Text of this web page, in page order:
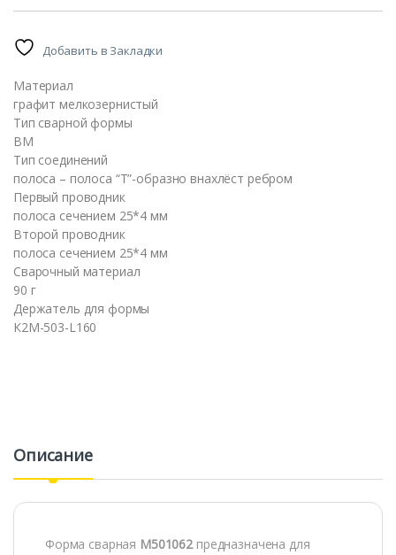
Добавить в Закладки
Материал
графит мелкозернистый
Тип сварной формы
BM
Тип соединений
полоса – полоса “Т”-образно внахлёст ребром
Первый проводник
полоса сечением 25*4 мм
Второй проводник
полоса сечением 25*4 мм
Сварочный материал
90 г
Держатель для формы
К2М-503-L160
Описание
Форма сварная М501062 предназначена для